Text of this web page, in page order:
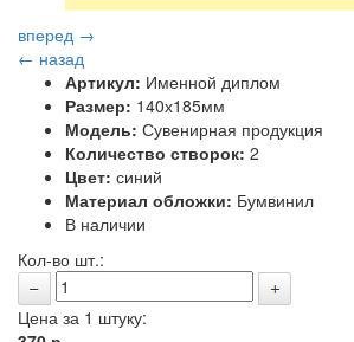
вперед →
← назад
Артикул: Именной диплом
Размер: 140х185мм
Модель: Сувенирная продукция
Количество створок: 2
Цвет: синий
Материал обложки: Бумвинил
В наличии
Кол-во шт.:
Цена за 1 штуку: